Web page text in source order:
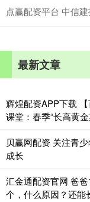
点赢配资平台 中信
最新文章
辉煌配资APP下载
课堂：春季“长高黄
贝赢网配资 关注青
成长
汇金通配资官网 爸
个，什么原因？还能